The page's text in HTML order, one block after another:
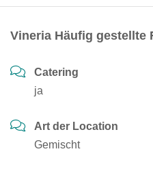
Vineria Häufig gestellte
Catering
ja
Art der Location
Gemischt